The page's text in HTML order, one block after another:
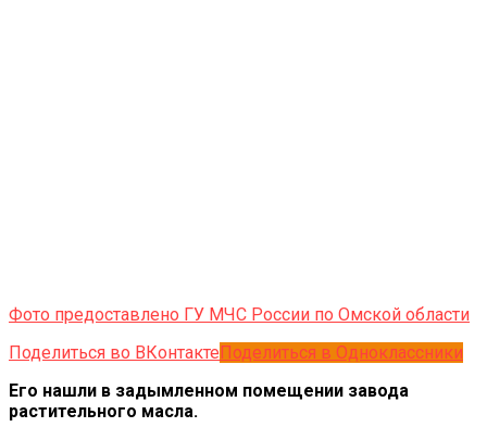
Фото предоставлено ГУ МЧС России по Омской области
Поделиться во ВКонтактеПоделиться в Одноклассники
Его нашли в задымленном помещении завода
растительного масла.